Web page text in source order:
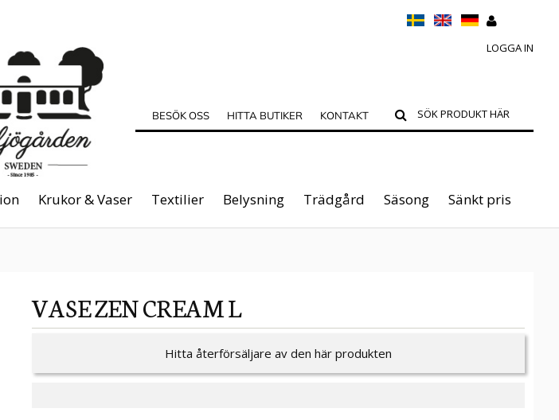
LOGGA IN
BESÖK OSS HITTA BUTIKER KONTAKT
Krukor & Vaser Textilier Belysning Trädgård Säsong Sänkt pris
VASE ZEN CREAM L
Hitta återförsäljare av den här produkten